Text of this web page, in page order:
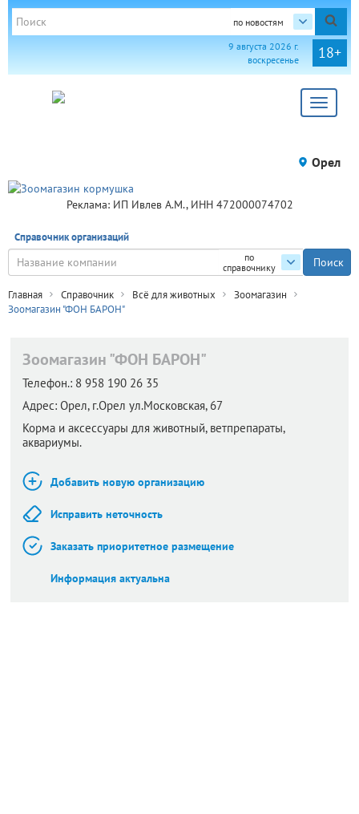
по новостям
18+
9 августа 2026 г.
воскресенье
Toggle
Орел
Реклама: ИП Ивлев А.М., ИНН 472000074702
Справочник организаций
по
справочнику
Главная Справочник Всё для животных
Зоомагазин
Зоомагазин "ФОН БАРОН"
Зоомагазин "ФОН БАРОН"
Телефон.: 8 958 190 26 35
Адрес: Орел, г.Орел ул.Московская, 67
Корма и аксессуары для животный, ветпрепараты,
аквариумы.
Добавить новую организацию
Исправить неточность
Заказать приоритетное размещение
Информация актуальна